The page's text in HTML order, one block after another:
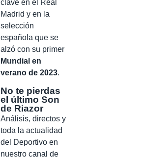
clave en el Real
Madrid y en la
selección
española que se
alzó con su primer
Mundial en
verano de 2023.
No te pierdas
el último Son
de Riazor
Análisis, directos y
toda la actualidad
del Deportivo en
nuestro canal de